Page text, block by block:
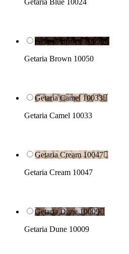
Getaria Blue 10024
Getaria Brown 10050
Getaria Brown 10050
Getaria Camel 10033
Getaria Camel 10033
Getaria Cream 10047
Getaria Cream 10047
Getaria Dune 10009
Getaria Dune 10009